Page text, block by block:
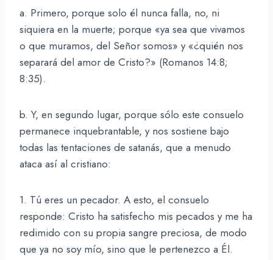
a. Primero, porque solo él nunca falla, no, ni
siquiera en la muerte; porque «ya sea que vivamos
o que muramos, del Señor somos» y «¿quién nos
separará del amor de Cristo?» (Romanos 14:8;
8:35).
b. Y, en segundo lugar, porque sólo este consuelo
permanece inquebrantable, y nos sostiene bajo
todas las tentaciones de satanás, que a menudo
ataca así al cristiano:
1. Tú eres un pecador. A esto, el consuelo
responde: Cristo ha satisfecho mis pecados y me ha
redimido con su propia sangre preciosa, de modo
que ya no soy mío, sino que le pertenezco a Él.